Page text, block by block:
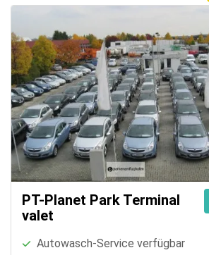
PT-Planet Park Terminal
valet
Autowasch-Service verfügbar